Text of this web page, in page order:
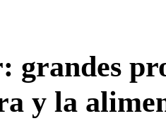
grandes
y la